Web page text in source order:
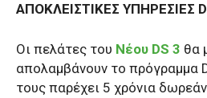
ΑΠΟΚΛΕΙΣΤΙΚΕΣ ΥΠΗΡΕΣΙΕΣ
Oι πελάτες του Νέου DS 3 θα
απολαμβάνουν το πρόγραμμα
τους παρέχει 5 χρόνια